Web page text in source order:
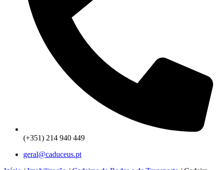
(+351) 214 940 449
geral@caduceus.pt